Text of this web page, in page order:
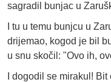
sagradil bunjac u
I tu u temu bunjcu u
drijemao, kogod je bil
u snu skočil: "Ovo ih,
I dogodil se mirakul!